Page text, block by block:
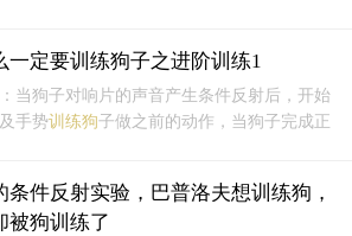
你想和大便取得联系的词，例如“丫丫，尿尿
去”。
一定要训练狗子之进阶训练1
当狗子对响片的声音产生条件反射后，开始
手势训练狗子做之前的动作，当狗子完成正
各种不同的环境重复以上训练，以避免被狗
条件反射实验，巴普洛夫想训练狗，
被狗训练了